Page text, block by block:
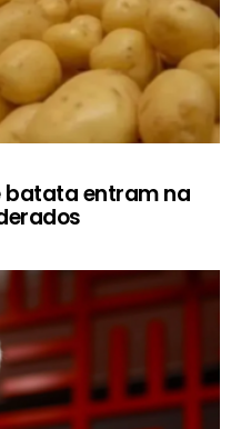
batata entram na